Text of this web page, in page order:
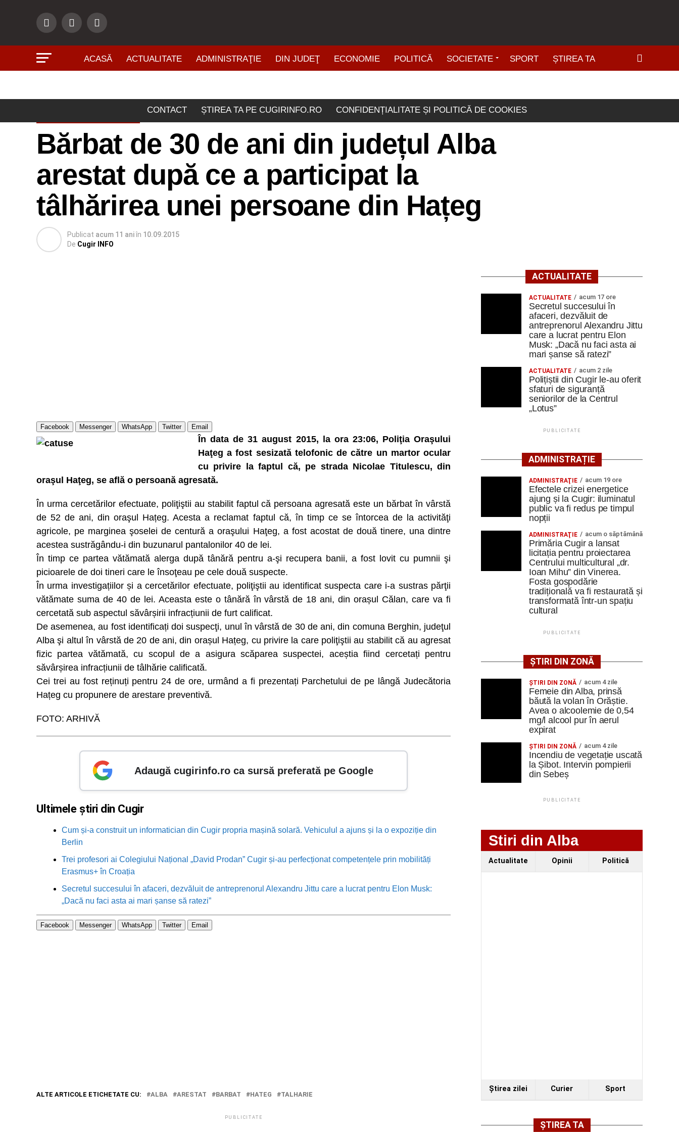
ACASĂ ACTUALITATE ADMINISTRAŢIE DIN JUDEŢ ECONOMIE POLITICĂ SOCIETATE SPORT ȘTIREA TA
CONTACT ȘTIREA TA PE CUGIRINFO.RO CONFIDENȚIALITATE ȘI POLITICĂ DE COOKIES
Bărbat de 30 de ani din județul Alba
arestat după ce a participat la
tâlhărirea unei persoane din Hațeg
Publicat acum 11 aniîn 10.09.2015
De Cugir INFO
Facebook Messenger WhatsApp Twitter Email
În data de 31 august 2015, la ora 23:06, Poliţia Oraşului
Haţeg a fost sesizată telofonic de către un martor ocular
cu privire la faptul că, pe strada Nicolae Titulescu, din
oraşul Haţeg, se află o persoană agresată.
În urma cercetărilor efectuate, poliţiştii au stabilit faptul că persoana agresată este un bărbat în vârstă
de 52 de ani, din oraşul Hațeg. Acesta a reclamat faptul că, în timp ce se întorcea de la activităţi
agricole, pe marginea şoselei de centură a oraşului Haţeg, a fost acostat de două tinere, una dintre
acestea sustrăgându-i din buzunarul pantalonilor 40 de lei.
În timp ce partea vătămată alerga după tânără pentru a-şi recupera banii, a fost lovit cu pumnii şi
picioarele de doi tineri care le însoţeau pe cele două suspecte.
În urma investigațiilor și a cercetărilor efectuate, poliţiştii au identificat suspecta care i-a sustras părţii
vătămate suma de 40 de lei. Aceasta este o tânără în vârstă de 18 ani, din orașul Călan, care va fi
cercetată sub aspectul săvârșirii infracțiunii de furt calificat.
De asemenea, au fost identificați doi suspecţi, unul în vârstă de 30 de ani, din comuna Berghin, judeţul
Alba şi altul în vârstă de 20 de ani, din orașul Hațeg, cu privire la care poliţiştii au stabilit că au agresat
fizic partea vătămată, cu scopul de a asigura scăparea suspectei, aceștia fiind cercetați pentru
săvârșirea infracțiunii de tâlhărie calificată.
Cei trei au fost reținuți pentru 24 de ore, urmând a fi prezentați Parchetului de pe lângă Judecătoria
Hațeg cu propunere de arestare preventivă.
FOTO: ARHIVĂ
Adaugă cugirinfo.ro ca sursă preferată pe Google
Ultimele știri din Cugir
Cum și-a construit un informatician din Cugir propria mașină solară. Vehiculul a ajuns și la o expoziție din
Berlin
Trei profesori ai Colegiului Național „David Prodan” Cugir și-au perfecționat competențele prin mobilități
Erasmus+ în Croația
Secretul succesului în afaceri, dezvăluit de antreprenorul Alexandru Jittu care a lucrat pentru Elon Musk:
„Dacă nu faci asta ai mari șanse să ratezi”
Facebook Messenger WhatsApp Twitter Email
ALTE ARTICOLE ETICHETATE CU: ALBA ARESTAT BARBAT HATEG TALHARIE
PUBLICITATE
ACTUALITATE
ACTUALITATE acum 17 ore
Secretul succesului în
afaceri, dezvăluit de
antreprenorul Alexandru Jittu
care a lucrat pentru Elon
Musk: „Dacă nu faci asta ai
mari șanse să ratezi”
ACTUALITATE acum 2 zile
Polițiștii din Cugir le-au oferit
sfaturi de siguranță
seniorilor de la Centrul
„Lotus”
PUBLICITATE
ADMINISTRAȚIE
ADMINISTRAŢIE acum 19 ore
Efectele crizei energetice
ajung și la Cugir: iluminatul
public va fi redus pe timpul
nopții
ADMINISTRAŢIE acum o săptămână
Primăria Cugir a lansat
licitația pentru proiectarea
Centrului multicultural „dr.
Ioan Mihu” din Vinerea.
Fosta gospodărie
tradițională va fi restaurată și
transformată într-un spațiu
cultural
PUBLICITATE
ȘTIRI DIN ZONĂ
ŞTIRI DIN ZONĂ acum 4 zile
Femeie din Alba, prinsă
băută la volan în Orăștie.
Avea o alcoolemie de 0,54
mg/l alcool pur în aerul
expirat
ŞTIRI DIN ZONĂ acum 4 zile
Incendiu de vegetație uscată
la Șibot. Intervin pompierii
din Sebeș
PUBLICITATE
Stiri din Alba
Actualitate Opinii Politică
Ştirea zilei Curier Sport
ȘTIREA TA